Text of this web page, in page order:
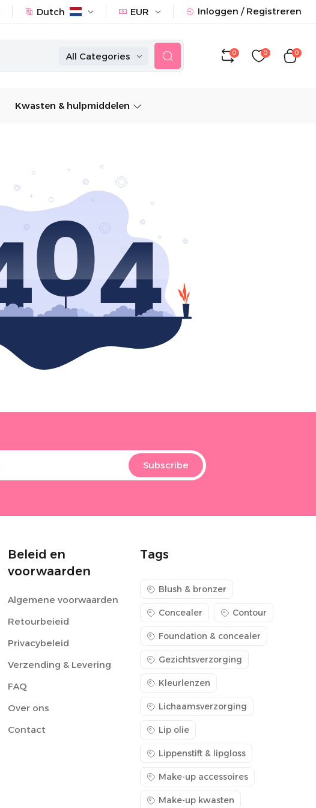
Dutch EUR Inloggen / Registreren
All Categories 0 0 0
Kwasten & hulpmiddelen
Subscribe
Beleid en
voorwaarden
Algemene voorwaarden
Retourbeieid
Privacybeleid
Verzending & Levering
FAQ
Over ons
Contact
Tags
Blush & bronzer
Concealer Contour
Foundation & concealer
Gezichtsverzorging
Kleurlenzen
Lichaamsverzorging
Lip olie
Lippenstift & lipgloss
Make-up accessoires
Make-up kwasten